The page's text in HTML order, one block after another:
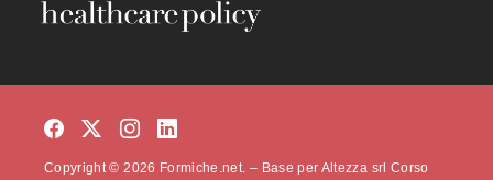
Copyright © 2026 Formiche.net. – Base per Altezza srl Corso